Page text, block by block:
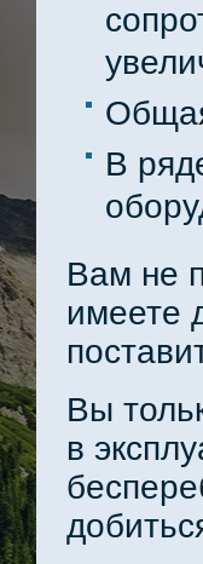
В
Вам не
имеете
Вы
в